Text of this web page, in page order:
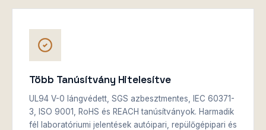
Több Tanúsítvány Hitelesítve
UL94 V-0 lángvédett, SGS azbesztmentes, IEC 60371-
3, ISO 9001, RoHS és REACH tanúsítványok. Harmadik
fél laboratóriumi jelentések autóipari, repülőgépipari és